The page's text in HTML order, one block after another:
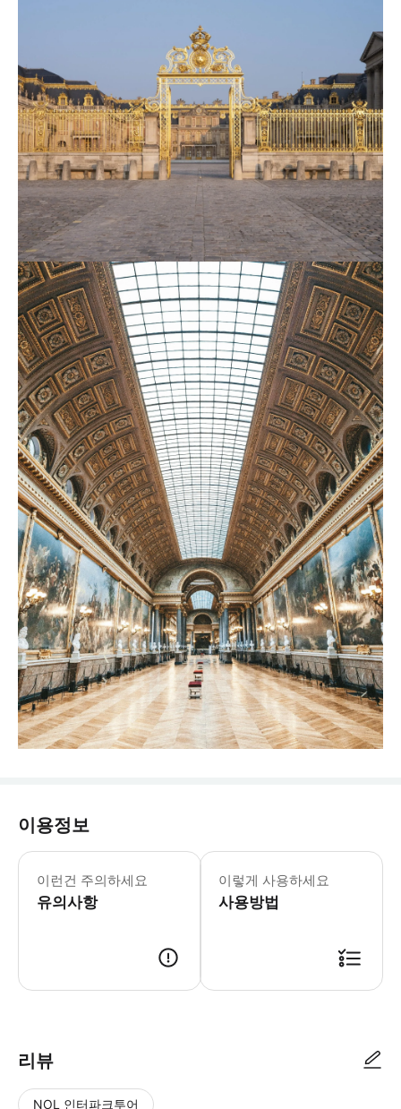
이용정보
이런건 주의하세요
유의사항
🅾️ 포함사항 - 오픈런 전문 가이드 관
이렇게 사용하세요
사용방법
리뷰
NOL 인터파크투어